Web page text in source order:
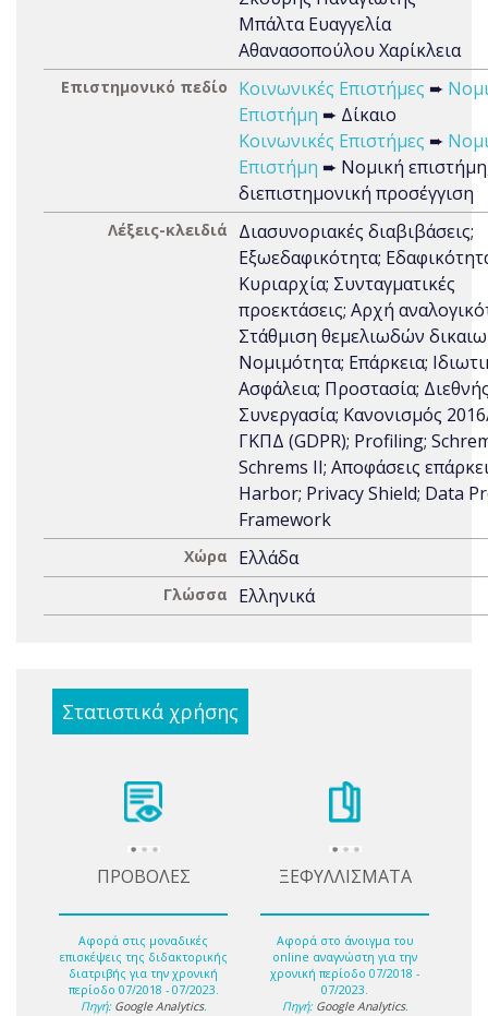
Μπάλτα Ευαγγελία
Αθανασοπούλου Χαρίκλεια
Επιστημονικό πεδίο Κοινωνικές Επιστήμες ➨
Επιστήμη ➨ Δίκαιο
Κοινωνικές Επιστήμες ➨
Επιστήμη ➨ Νομική
διεπιστημονική προσέγγιση
Λέξεις-κλειδιά
Διασυνοριακές διαβιβάσεις;
Εξωεδαφικότητα;
Κυριαρχία; Συνταγματικές
προεκτάσεις; Αρχή
Στάθμιση θεμελιωδών
Νομιμότητα; Επάρκεια;
Ασφάλεια; Προστασία;
Συνεργασία; Κανονισμός
ΓΚΠΔ (GDPR); Profiling;
Schrems II; Αποφάσεις
Harbor; Privacy Shield; Data
Framework
Χώρα Ελλάδα
Γλώσσα Ελληνικά
Στατιστικά χρήσης
ΠΡΟΒΟΛΕΣ
Αφορά στις μοναδικές
επισκέψεις της διδακτορικής
διατριβής για την χρονική
περίοδο 07/2018 - 07/2023.
Πηγή: Google Analytics.
ΞΕΦΥΛΛΙΣΜΑΤΑ
Αφορά στο άνοιγμα του
online αναγνώστη για την
χρονική περίοδο 07/2018 -
07/2023.
Πηγή: Google Analytics.